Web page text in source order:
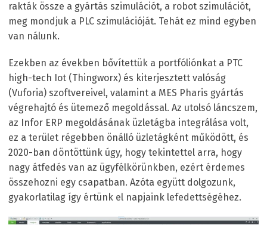
rakták össze a gyártás szimulációt, a robot szimulációt,
meg mondjuk a PLC szimulációját. Tehát ez mind egyben
van nálunk.
Ezekben az években bővítettük a portfóliónkat a PTC
high-tech Iot (Thingworx) és kiterjesztett valóság
(Vuforia) szoftvereivel, valamint a MES Pharis gyártás
végrehajtó és ütemező megoldással. Az utolsó láncszem,
az Infor ERP megoldásának üzletágba integrálása volt,
ez a terület régebben önálló üzletágként működött, és
2020-ban döntöttünk úgy, hogy tekintettel arra, hogy
nagy átfedés van az ügyfélkörünkben, ezért érdemes
összehozni egy csapatban. Azóta együtt dolgozunk,
gyakorlatilag így értünk el napjaink lefedettségéhez.